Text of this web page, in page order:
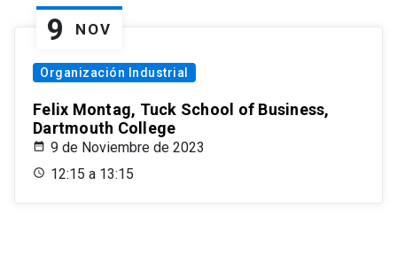
9 NOV
Organización Industrial
Felix Montag, Tuck School of Business,
Dartmouth College
9 de Noviembre de 2023
12:15 a 13:15